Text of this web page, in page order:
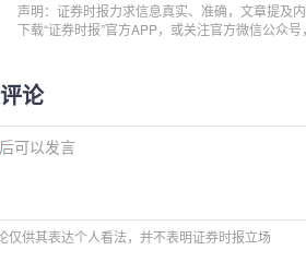
声明：证券时报力求信息真实、准确，文章提及
下载“证券时报”官方APP，或关注官方微信公众
论
后可以发言
仅供其表达个人看法，并不表明证券时报立场